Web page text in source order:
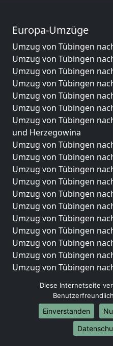
Europa-Umzüge
Umzug von Tübingen
Umzug von Tübingen
Umzug von Tübingen
Umzug von Tübingen
Umzug von Tübingen
Umzug von Tübingen
Umzug von Tübingen
und Herzegowina
Umzug von Tübingen
Umzug von Tübingen
Umzug von Tübingen
Umzug von Tübingen
Umzug von Tübingen
Umzug von Tübingen
Umzug von Tübingen
Umzug von Tübingen
Umzug von Tübingen
Umzug von Tübingen
Umzug von Tübingen
Umzug von Tübingen
Umzüge-
Umzug von Tübingen
Diese Internetseite
Einverstanden